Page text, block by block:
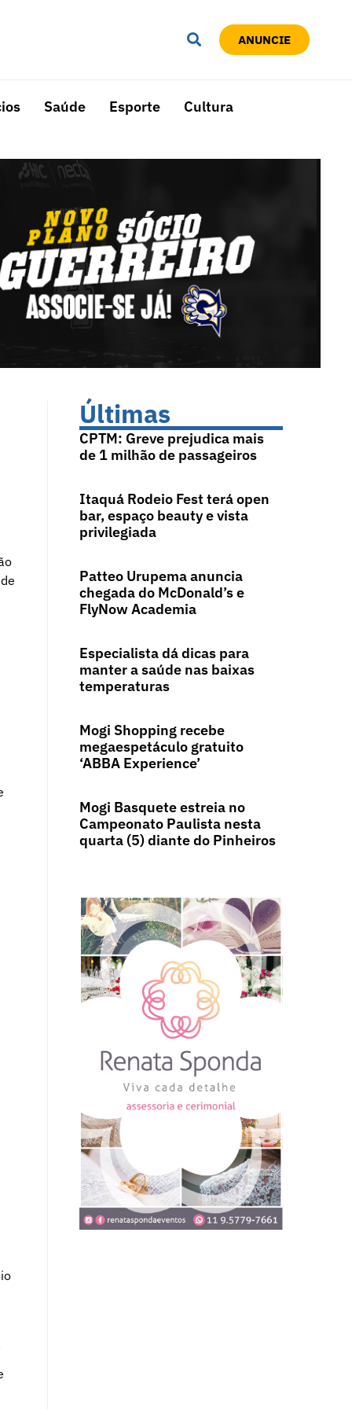
ANUNCIE
Saúde Esporte Cultura
Últimas
CPTM: Greve prejudica mais
de 1 milhão de passageiros
Itaquá Rodeio Fest terá open
bar, espaço beauty e vista
privilegiada
Patteo Urupema anuncia
chegada do McDonald’s e
FlyNow Academia
Especialista dá dicas para
manter a saúde nas baixas
temperaturas
Mogi Shopping recebe
megaespetáculo gratuito
‘ABBA Experience’
Mogi Basquete estreia no
Campeonato Paulista nesta
quarta (5) diante do Pinheiros